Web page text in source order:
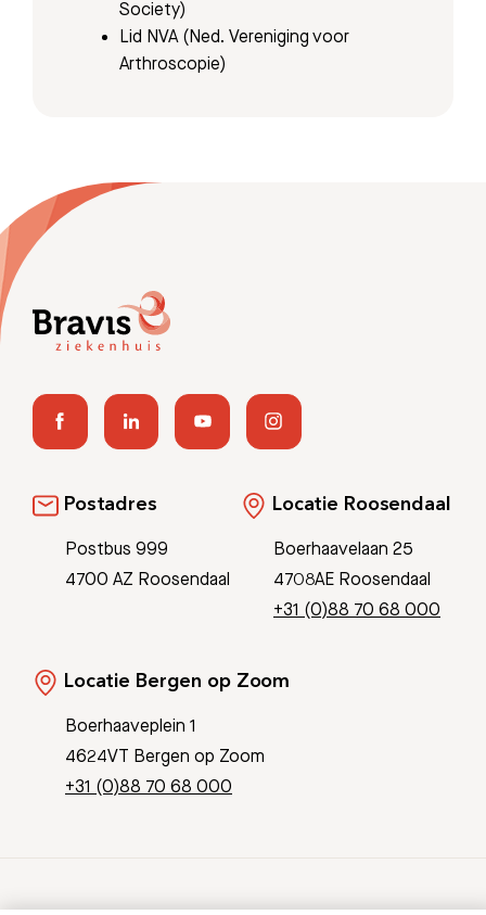
Society)
Lid NVA (Ned. Vereniging voor
Arthroscopie)
Postadres
Postbus 999
4700 AZ Roosendaal
Locatie Roosendaal
Boerhaavelaan 25
4708AE Roosendaal
+31 (0)88 70 68 000
Locatie Bergen op Zoom
Boerhaaveplein 1
4624VT Bergen op Zoom
+31 (0)88 70 68 000